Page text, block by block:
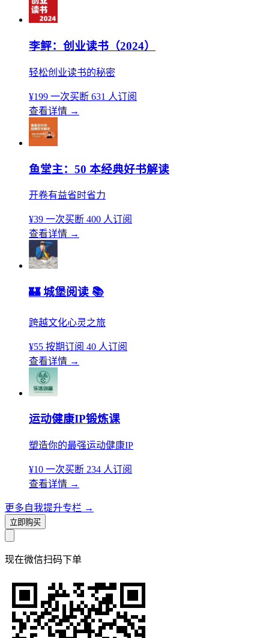
李鲆：创业读书（2024）
轻松创业读书的秘密
¥199 一次买断 631 人订阅
查看详情 →
鱼堂主：50 本经典好书解读
开卷有益省时省力
¥39 一次买断 400 人订阅
查看详情 →
🏰 城堡阅读 📚︎
跨越文化心灵之旅
¥55 按期订阅 40 人订阅
查看详情 →
运动健康IP锻炼课
塑造你的最强运动健康IP
¥10 一次买断 234 人订阅
查看详情 →
更多自我提升专栏 →
立即购买
现在微信扫码下单